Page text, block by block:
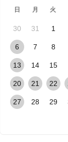
日 月 火
30 31 1
6 7 8
13 14 15
20 21 22
27 28 29